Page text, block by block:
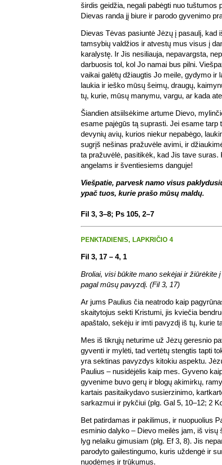
širdis geidžia, negali pabėgti nuo tuštumos
Dievas randa jį biure ir parodo gyvenimo
Dievas Tėvas pasiuntė Jėzų į pasaulį, kad
tamsybių valdžios ir atvestų mus visus į
karalystę. Ir Jis nesiliauja, nepavargsta,
darbuosis tol, kol Jo namai bus pilni.
vaikai galėtų džiaugtis Jo meile, gydymo ir
laukia ir ieško mūsų šeimų, draugų,
tų, kurie, mūsų manymu, vargu, ar kada
Šiandien atsiilsėkime artume Dievo,
esame pajėgūs tą suprasti. Jei esame tarp
devynių avių, kurios niekur nepabėgo,
sugrįš nešinas pražuvėle avimi, ir
ta pražuvėlė, pasitikėk, kad Jis tave suras.
angelams ir šventiesiems danguje!
Viešpatie, parvesk namo visus
ypač tuos, kurie prašo mūsų maldų.
Fil 3, 3–8; Ps 105, 2–7
PENKTADIENIS, LAPKRIČIO 4
Fil 3, 17 – 4, 1
Broliai, visi būkite mano sekėjai ir žiūrėkite
pagal mūsų pavyzdį. (Fil 3, 17)
Ar jums Paulius čia neatrodo kaip
skaitytojus sekti Kristumi, jis kviečia
apaštalo, sekėju ir imti pavyzdį iš tų, kurie
Mes iš tikrųjų neturime už Jėzų geresnio
gyventi ir mylėti, tad vertėtų stengtis tapti
yra sektinas pavyzdys kitokiu aspektu.
Paulius – nusidėjėlis kaip mes. Gyveno
gyvenime buvo gerų ir blogų akimirkų,
kartais pasitaikydavo susierzinimo,
sarkazmui ir pykčiui (plg. Gal 5, 10–12; 2
Bet patirdamas ir pakilimus, ir nuopuolius
esminio dalyko – Dievo meilės jam, iš visų
lyg nelaiku gimusiam (plg. Ef 3, 8). Jis
parodyto gailestingumo, kuris uždengė ir
nuodėmes ir trūkumus.